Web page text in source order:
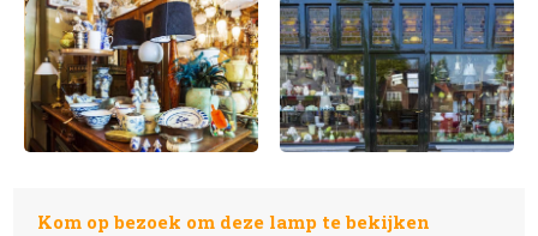
Kom op bezoek om deze lamp te bekijken